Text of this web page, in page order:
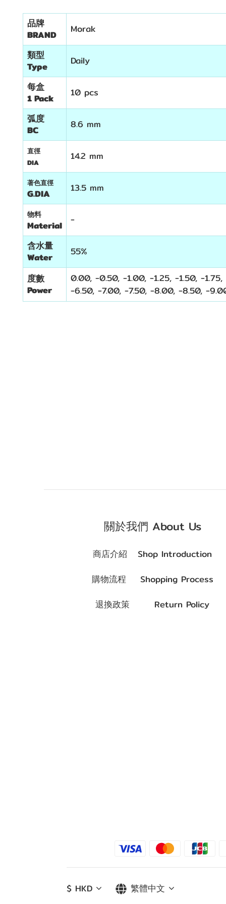
品牌
BRAND
Morak
類型
Type
Daily
每盒
1 Pack
10 pcs
弧度
BC
8.6 mm
直徑
DIA
14.2 mm
著色直徑
G.DIA 13.5 mm
物料
Material
-
含水量
Water
55%
度數
Power
0.00, -0.50, -1.00, -1.25, -1.50, -
-6.50, -7.00, -7.50, -8.00, -8.50, -
關於我們 About Us
商店介紹 Shop Introduction
購物流程 Shopping Process
退換政策 Return Policy
$ HKD 繁體中文